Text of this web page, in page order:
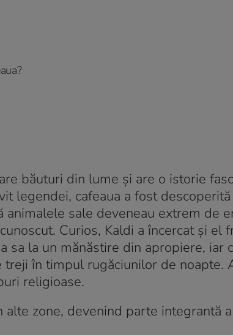
băuturi din lume și are o istorie
legendei, cafeaua a fost
animalele sale deveneau extrem de
Curios, Kaldi a încercat și el
sa la un mănăstire din apropiere, iar
în timpul rugăciunilor de noapte.
religioase.
zone, devenind parte integrantă